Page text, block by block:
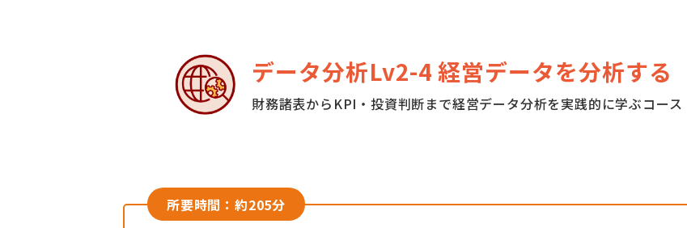
データ分析Lv2-4 経営データを分析する
財務諸表からKPI・投資判断まで経営データ分析を実践的に学ぶコース
所要時間：約205分